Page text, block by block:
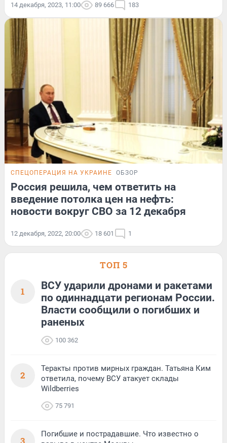
14 декабря, 2023, 11:00 89 666 183
СПЕЦОПЕРАЦИЯ НА УКРАИНЕ ОБЗОР
Россия решила, чем ответить на
введение потолка цен на нефть:
новости вокруг СВО за 12 декабря
12 декабря, 2022, 20:00 18 601 1
ТОП 5
1
ВСУ ударили дронами и ракетами
по одиннадцати регионам России.
Власти сообщили о погибших и
раненых
100 362
2
Теракты против мирных граждан. Татьяна Ким
ответила, почему ВСУ атакует склады
Wildberries
75 791
Погибшие и пострадавшие. Что известно о